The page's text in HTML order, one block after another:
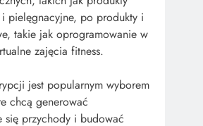
i pielęgnacyjne, po produkty i
takie jak oprogramowanie w
zajęcia fitness.
jest popularnym wyborem
chcą generować
się przychody i budować